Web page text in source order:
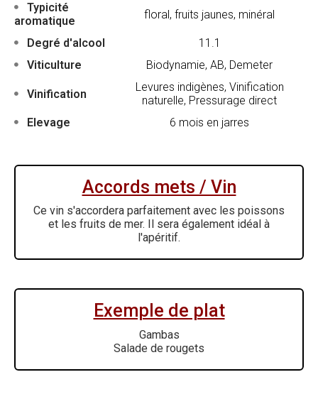
Typicité
aromatique
floral, fruits jaunes, minéral
Degré d'alcool
11.1
Viticulture
Biodynamie, AB, Demeter
Vinification
Levures indigènes, Vinification
naturelle, Pressurage direct
Elevage
6 mois en jarres
Accords mets / Vin
Ce vin s'accordera parfaitement avec les poissons
et les fruits de mer. Il sera également idéal à
l'apéritif.
Exemple de plat
Gambas
Salade de rougets